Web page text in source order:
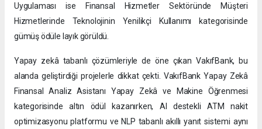
Uygulaması ise Finansal Hizmetler Sektöründe Müşteri
Hizmetlerinde Teknolojinin Yenilikçi Kullanımı kategorisinde
gümüş ödüle layık görüldü.
Yapay zekâ tabanlı çözümleriyle de öne çıkan VakıfBank, bu
alanda geliştirdiği projelerle dikkat çekti. VakıfBank Yapay Zekâ
Finansal Analiz Asistanı Yapay Zekâ ve Makine Öğrenmesi
kategorisinde altın ödül kazanırken, AI destekli ATM nakit
optimizasyonu platformu ve NLP tabanlı akıllı yanıt sistemi aynı